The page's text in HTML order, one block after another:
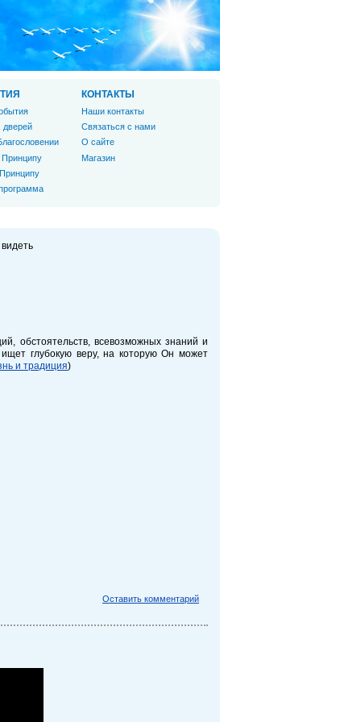
обстоятельств, всевозможных знаний и
ищет глубокую веру, на которую Он может
и традиция)
Оставить комментарий
дверей
КОНТАКТЫ
Наши контакты
Связаться с нами
О сайте
Магазин